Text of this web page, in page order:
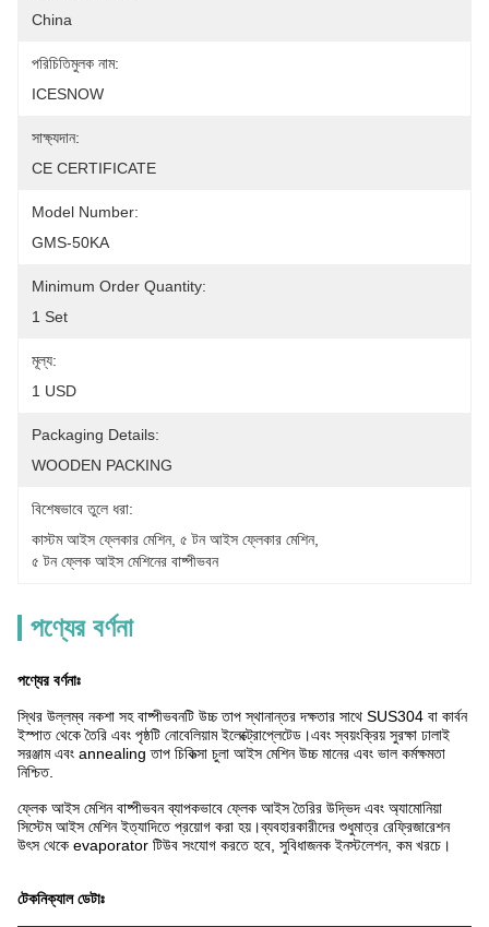
China
পরিচিতিমুলক নাম:
ICESNOW
সাক্ষ্যদান:
CE CERTIFICATE
Model Number:
GMS-50KA
Minimum Order Quantity:
1 Set
মূল্য:
1 USD
Packaging Details:
WOODEN PACKING
বিশেষভাবে তুলে ধরা:
কাস্টম আইস ফ্লেকার মেশিন, ৫ টন আইস ফ্লেকার মেশিন,
৫ টন ফ্লেক আইস মেশিনের বাষ্পীভবন
পণ্যের বর্ণনা
পণ্যের বর্ণনাঃ
স্থির উল্লম্ব নকশা সহ বাষ্পীভবনটি উচ্চ তাপ স্থানান্তর দক্ষতার সাথে SUS304 বা কার্বন
ইস্পাত থেকে তৈরি এবং পৃষ্ঠটি নোবেলিয়াম ইলেক্ট্রোপ্লেটেড।এবং স্বয়ংক্রিয় সুরক্ষা ঢালাই
সরঞ্জাম এবং annealing তাপ চিকিত্সা চুলা আইস মেশিন উচ্চ মানের এবং ভাল কর্মক্ষমতা
নিশ্চিত.
ফ্লেক আইস মেশিন বাষ্পীভবন ব্যাপকভাবে ফ্লেক আইস তৈরির উদ্ভিদ এবং অ্যামোনিয়া
সিস্টেম আইস মেশিন ইত্যাদিতে প্রয়োগ করা হয়।ব্যবহারকারীদের শুধুমাত্র রেফ্রিজারেশন
উৎস থেকে evaporator টিউব সংযোগ করতে হবে, সুবিধাজনক ইনস্টলেশন, কম খরচে।
টেকনিক্যাল ডেটাঃ